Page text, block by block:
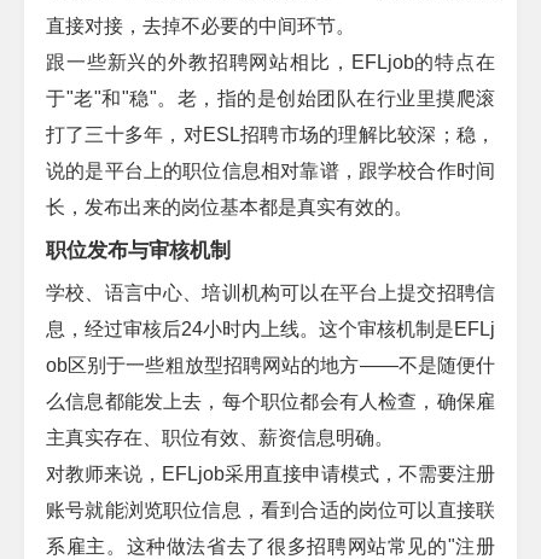
直接对接，去掉不必要的中间环节。
跟一些新兴的外教招聘网站相比， EFLjob的特点在
于"老"和"稳"。老，指的是创始团队在行业里摸爬滚
打了三十多年，对ESL招聘市场的理解比较深；稳，
说的是平台上的职位信息相对靠谱，跟学校合作时间
长，发布出来的岗位基本都是真实有效的。
职位发布与审核机制
学校、语言中心、培训机构可以在平台上提交招聘信
息，经过审核后24小时内上线。这个审核机制是EFLj
ob区别于一些粗放型招聘网站的地方——不是随便什
么信息都能发上去，每个职位都会有人检查，确保雇
主真实存在、职位有效、薪资信息明确。
对教师来说， EFLjob采用直接申请模式，不需要注册
账号就能浏览职位信息，看到合适的岗位可以直接联
系雇主。这种做法省去了很多招聘网站常见的"注册